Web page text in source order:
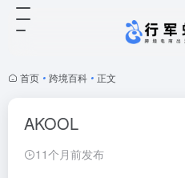
首页 • 跨境百科 • 正文
AKOOL
11个月前发布